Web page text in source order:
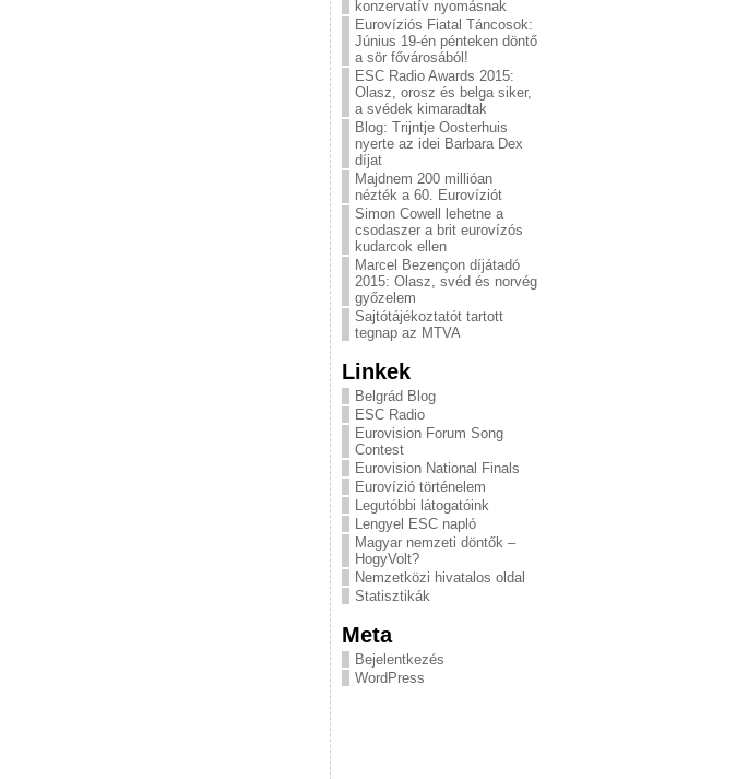
konzervatív nyomásnak
Eurovíziós Fiatal Táncosok:
Június 19-én pénteken döntő
a sör fővárosából!
ESC Radio Awards 2015:
Olasz, orosz és belga siker,
a svédek kimaradtak
Blog: Trijntje Oosterhuis
nyerte az idei Barbara Dex
díjat
Majdnem 200 millióan
nézték a 60. Eurovíziót
Simon Cowell lehetne a
csodaszer a brit eurovízós
kudarcok ellen
Marcel Bezençon díjátadó
2015: Olasz, svéd és norvég
győzelem
Sajtótájékoztatót tartott
tegnap az MTVA
Linkek
Belgrád Blog
ESC Radio
Eurovision Forum Song
Contest
Eurovision National Finals
Eurovízió történelem
Legutóbbi látogatóink
Lengyel ESC napló
Magyar nemzeti döntők –
HogyVolt?
Nemzetközi hivatalos oldal
Statisztikák
Meta
Bejelentkezés
WordPress